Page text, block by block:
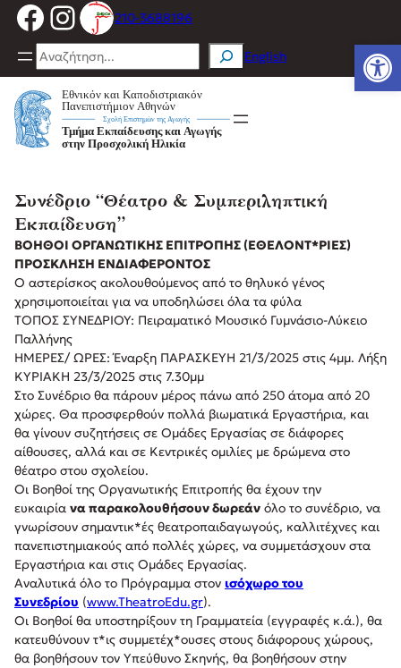
Μετάβαση
στο
περιεχόμενο
Facebook
Instagram
210-3688196
Search English
Συνέδριο “Θέατρο & Συμπεριληπτική
Εκπαίδευση”
ΒΟΗΘΟΙ ΟΡΓΑΝΩΤΙΚΗΣ ΕΠΙΤΡΟΠΗΣ (ΕΘΕΛΟΝΤ*ΡΙΕΣ)
ΠΡΟΣΚΛΗΣΗ ΕΝΔΙΑΦΕΡΟΝΤΟΣ
Ο αστερίσκος ακολουθούμενος από το θηλυκό γένος
χρησιμοποιείται για να υποδηλώσει όλα τα φύλα
ΤΟΠΟΣ ΣΥΝΕΔΡΙΟΥ: Πειραματικό Μουσικό Γυμνάσιο-Λύκειο
Παλλήνης
ΗΜΕΡΕΣ/ ΩΡΕΣ: Έναρξη ΠΑΡΑΣΚΕΥΗ 21/3/2025 στις 4μμ. Λήξη
ΚΥΡΙΑΚΗ 23/3/2025 στις 7.30μμ
Στο Συνέδριο θα πάρουν μέρος πάνω από 250 άτομα από 20
χώρες. Θα προσφερθούν πολλά βιωματικά Εργαστήρια, και
θα γίνουν συζητήσεις σε Ομάδες Εργασίας σε διάφορες
αίθουσες, αλλά και σε Κεντρικές ομιλίες με δρώμενα στο
θέατρο στου σχολείου.
Οι Βοηθοί της Οργανωτικής Επιτροπής θα έχουν την
ευκαιρία να παρακολουθήσουν δωρεάν όλο το συνέδριο, να
γνωρίσουν σημαντικ*ές θεατροπαιδαγωγούς, καλλιτέχνες και
πανεπιστημιακούς από πολλές χώρες, να συμμετάσχουν στα
Εργαστήρια και στις Ομάδες Εργασίας.
Αναλυτικά όλο το Πρόγραμμα στον ισόχωρο του
Συνεδρίου (www.TheatroEdu.gr).
Οι Βοηθοί θα υποστηρίξουν τη Γραμματεία (εγγραφές κ.ά.), θα
κατευθύνουν τ*ις συμμετέχ*ουσες στους διάφορους χώρους,
θα βοηθήσουν τον Υπεύθυνο Σκηνής, θα βοηθήσουν στην